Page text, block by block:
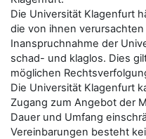
Die Universität Klagenfurt
die von ihnen
Inanspruchnahme der
schad- und klaglos. Dies
möglichen
Die Universität Klagenfurt
Zugang zum Angebot der
Dauer und Umfang
Vereinbarungen besteht